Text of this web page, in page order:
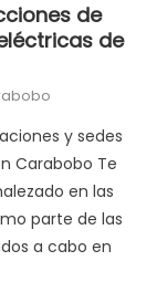
de
de
y sedes
Carabobo Te
en las
parte de las
a cabo en